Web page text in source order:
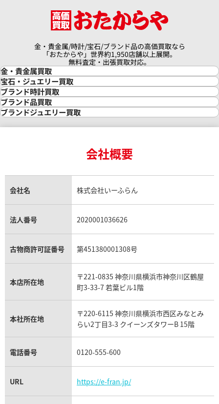
金・貴金属/時計/宝石/ブランド品の高価買取なら
「おたからや」世界約1,950店舗以上展開。
無料査定・出張買取対応。
金・貴金属買取
金買取
金の相場価格情報
金の参考買取価格一覧
インゴット買取
インゴットの相場価格情報
24金買取
金貨買取
貴金属買取
銀・シルバー買取
パラジウム買取
宝石・ジュエリー買取
宝石・ジュエリー買取
ダイヤモンド買取
ダイヤモンド・宝石の参考価格一覧
リング・結婚指輪買取
エメラルド買取
トパーズ買取
タンザナイト買取
キャッツアイ買取
アクアマリン買取
ブランド時計買取
時計買取
ロレックス買取
ロレックス デイトナ買取
ロレックス サブマリーナー買取
ロレックス エクスプローラー買取
ロレックス デイトジャスト買取
パテック フィリップノーチラス買取
ヴァシュロン・コンスタンタン買取
オメガ買取
カルティエ買取
フランク ミュラー買取
リシャール・ミル買取
パネライ買取
チューダー（チュードル）買取
ブランド品買取
ブランド買取
シャネル マトラッセ買取
セリーヌ買取
プラダ買取
ブランドジュエリー買取
ヴァンクリーフ＆アーペル買取
ショーメ買取
ダミアーニ買取
モーブッサン買取
会社概要
会社名 株式会社いーふらん
法人番号 2020001036626
古物商許可証番号 第451380001308号
本店所在地
〒221-0835 神奈川県横浜市神奈川区鶴屋
町3-33-7 若葉ビル1階
本社所在地
〒220-6115 神奈川県横浜市西区みなとみ
らい2丁目3-3 クイーンズタワーB 15階
電話番号 0120-555-600
URL https://e-fran.jp/